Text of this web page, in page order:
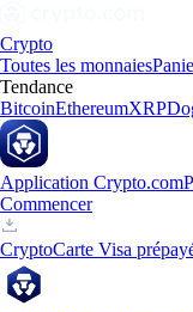
Crypto
Toutes les monnaies
Tendance
BitcoinEthereumXRP
Application Crypto.com
Commencer
CryptoCarte Visa